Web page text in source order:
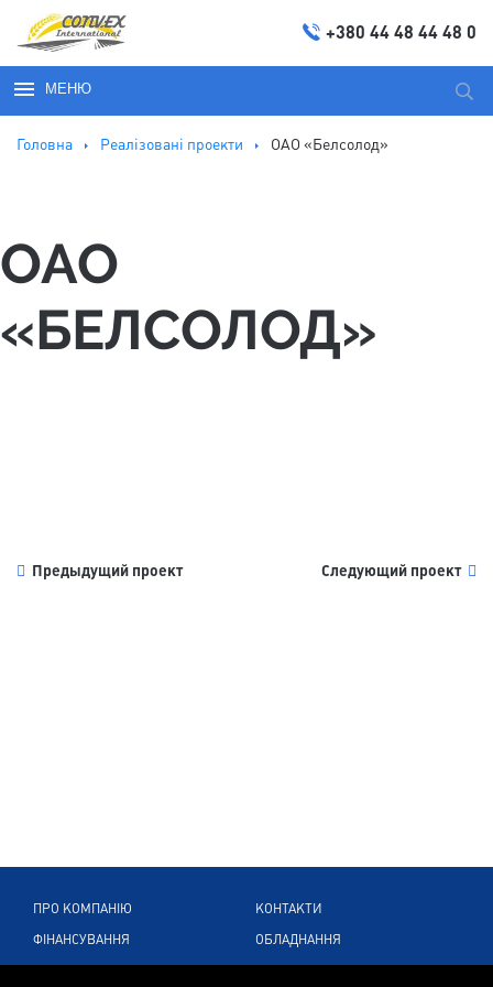
+380 44 48 44 48 0
МЕНЮ
Головна Реалізовані проекти ОАО «Белсолод»
ОАО
«БЕЛСОЛОД»
Предыдущий проект Следующий проект
ПРО КОМПАНІЮ
ФІНАНСУВАННЯ
КОНТАКТИ
ОБЛАДНАННЯ